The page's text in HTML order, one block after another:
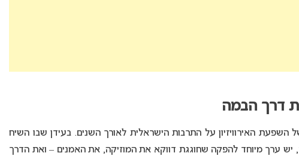
דרך הבמה
השפעת האירוויזיון על התרבות הישראלית לאורך השנים. בעידן שבו השיח
יש ערך מיוחד להפקה שחוגגת דווקא את המוזיקה, את האמנים – ואת הדרך